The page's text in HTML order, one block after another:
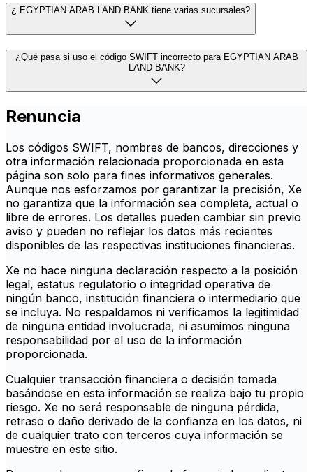
¿ EGYPTIAN ARAB LAND BANK tiene varias sucursales?
¿Qué pasa si uso el código SWIFT incorrecto para EGYPTIAN ARAB
LAND BANK?
Renuncia
Los códigos SWIFT, nombres de bancos, direcciones y
otra información relacionada proporcionada en esta
página son solo para fines informativos generales.
Aunque nos esforzamos por garantizar la precisión, Xe
no garantiza que la información sea completa, actual o
libre de errores. Los detalles pueden cambiar sin previo
aviso y pueden no reflejar los datos más recientes
disponibles de las respectivas instituciones financieras.
Xe no hace ninguna declaración respecto a la posición
legal, estatus regulatorio o integridad operativa de
ningún banco, institución financiera o intermediario que
se incluya. No respaldamos ni verificamos la legitimidad
de ninguna entidad involucrada, ni asumimos ninguna
responsabilidad por el uso de la información
proporcionada.
Cualquier transacción financiera o decisión tomada
basándose en esta información se realiza bajo tu propio
riesgo. Xe no será responsable de ninguna pérdida,
retraso o daño derivado de la confianza en los datos, ni
de cualquier trato con terceros cuya información se
muestre en este sitio.